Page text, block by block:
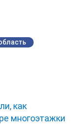
как
многоэтажки